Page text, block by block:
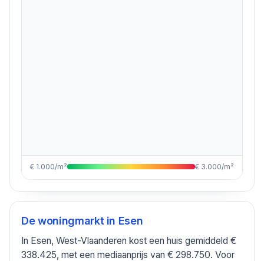
€ 1.000/m² € 3.000/m²
De woningmarkt in Esen
In Esen, West-Vlaanderen kost een huis gemiddeld €
338.425, met een mediaanprijs van € 298.750. Voor